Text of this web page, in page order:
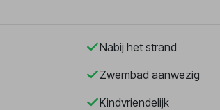
Nabij het strand
Zwembad aanwezig
Kindvriendelijk